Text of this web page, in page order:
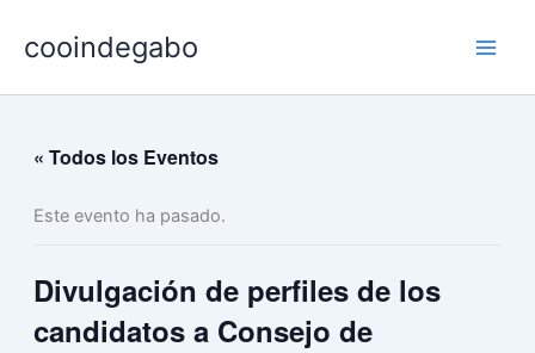
cooindegabo
« Todos los Eventos
Este evento ha pasado.
Divulgación de perfiles de los
candidatos a Consejo de